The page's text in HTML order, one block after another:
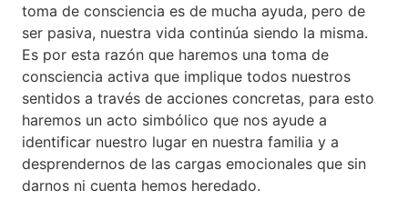
toma de consciencia es de mucha ayuda, pero de
ser pasiva, nuestra vida continúa siendo la misma.
Es por esta razón que haremos una toma de
consciencia activa que implique todos nuestros
sentidos a través de acciones concretas, para esto
haremos un acto simbólico que nos ayude a
identificar nuestro lugar en nuestra familia y a
desprendernos de las cargas emocionales que sin
darnos ni cuenta hemos heredado.